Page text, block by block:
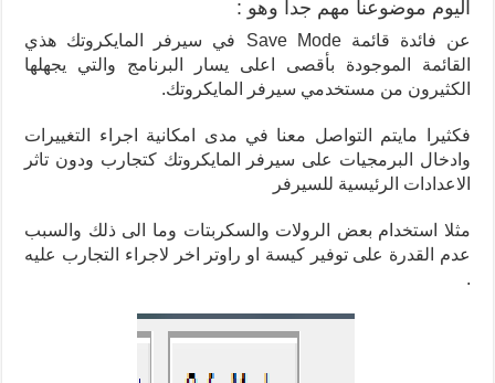
اليوم موضوعنا مهم جدا وهو :
عن فائدة قائمة Save Mode في سيرفر المايكروتك هذي
القائمة الموجودة بأقصى اعلى يسار البرنامج والتي يجهلها
الكثيرون من مستخدمي سيرفر المايكروتك.
فكثيرا مايتم التواصل معنا في مدى امكانية اجراء التغييرات
وادخال البرمجيات على سيرفر المايكروتك كتجارب ودون تاثر
الاعدادات الرئيسية للسيرفر
مثلا استخدام بعض الرولات والسكربتات وما الى ذلك والسبب
عدم القدرة على توفير كيسة او راوتر اخر لاجراء التجارب عليه
.